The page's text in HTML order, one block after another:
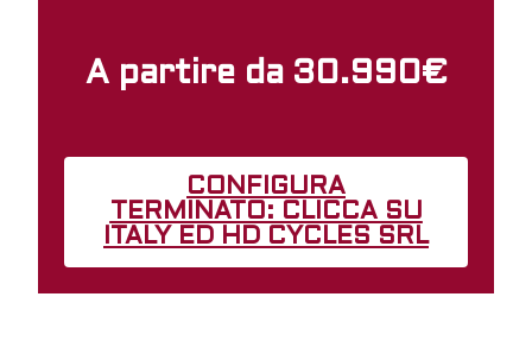
A partire da 30.990€
CONFIGURA
TERMINATO: CLICCA SU
ITALY ED HD CYCLES SRL